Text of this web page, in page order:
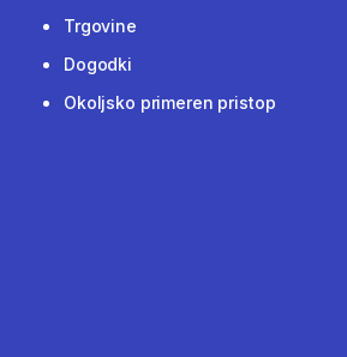
Trgovine
Dogodki
Okoljsko primeren pristop